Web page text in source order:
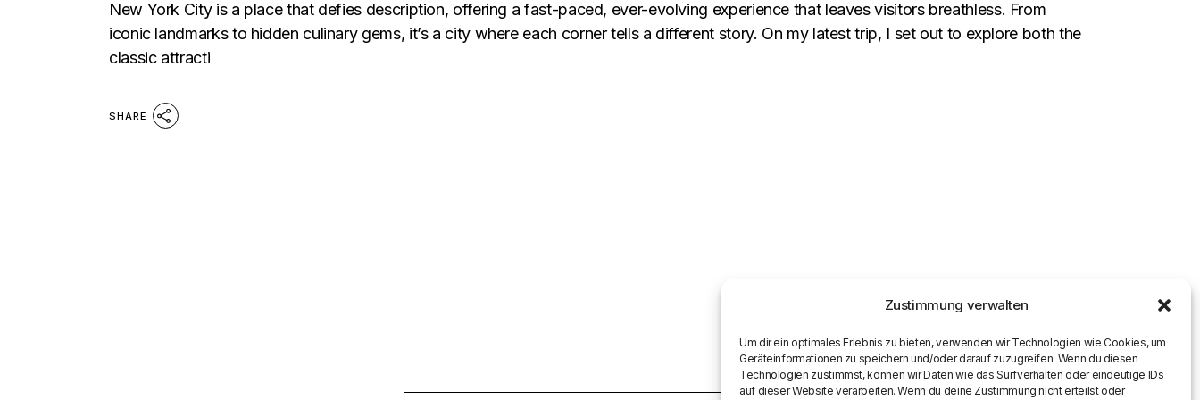
Zustimmung verwalten
Um dir ein optimales Erlebnis zu bieten, verwenden wir Technologien wie Cookies, um
Geräteinformationen zu speichern und/oder darauf zuzugreifen. Wenn du diesen
Technologien zustimmst, können wir Daten wie das Surfverhalten oder eindeutige IDs
auf dieser Website verarbeiten. Wenn du deine Zustimmung nicht erteilst oder
New York City is a place that defies description, offering a fast-paced, ever-evolving experience that leaves visitors breathless. From
iconic landmarks to hidden culinary gems, it’s a city where each corner tells a different story. On my latest trip, I set out to explore both the
classic attracti
SHARE